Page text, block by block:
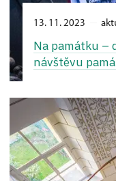
13. 11. 2023
Na památku –⁠
návštěvu